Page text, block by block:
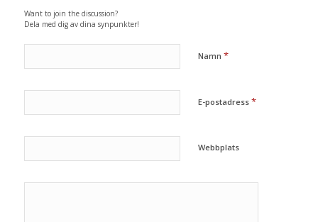
Want to join the discussion?
Dela med dig av dina synpunkter!
Namn *
E-postadress *
Webbplats